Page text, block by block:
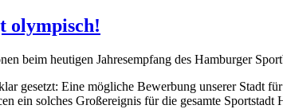
olympisch!
beim heutigen Jahresempfang des Hamburger
gesetzt: Eine mögliche Bewerbung unserer Stadt
ein solches Großereignis für die gesamte Sportstadt